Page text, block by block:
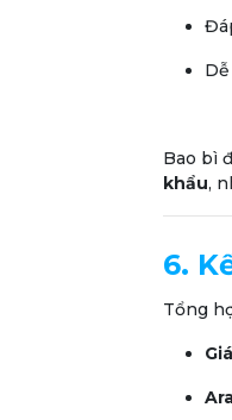
Bao bì
khẩu,
6.
Tổng